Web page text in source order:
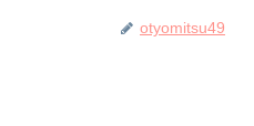
otyomitsu49